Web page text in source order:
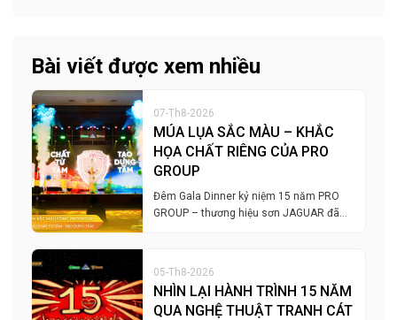
Bài viết được xem nhiều
07-Th8-2026
MÚA LỤA SẮC MÀU – KHẮC
HỌA CHẤT RIÊNG CỦA PRO
GROUP
Đêm Gala Dinner kỷ niệm 15 năm PRO
GROUP – thương hiệu sơn JAGUAR đã…
05-Th8-2026
NHÌN LẠI HÀNH TRÌNH 15 NĂM
QUA NGHỆ THUẬT TRANH CÁT